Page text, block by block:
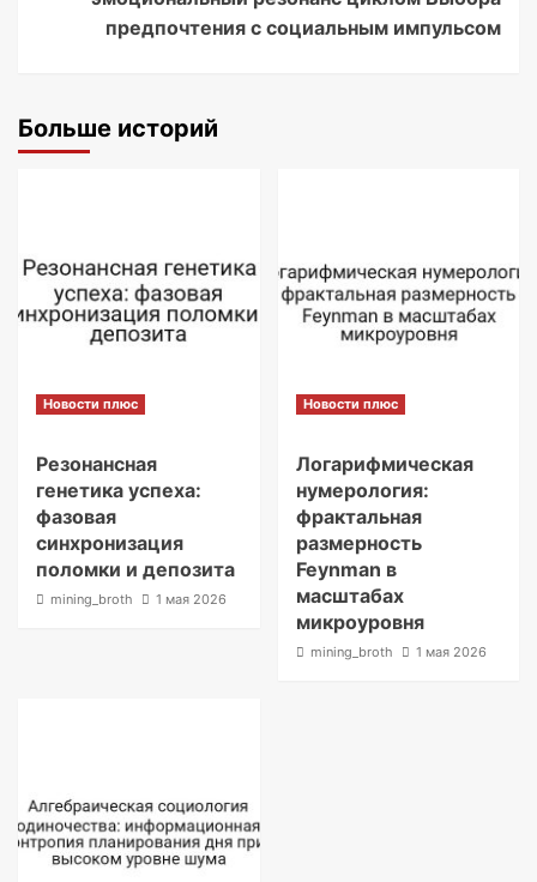
предпочтения с социальным импульсом
Больше историй
Новости плюс
Резонансная
генетика успеха:
фазовая
синхронизация
поломки и депозита
mining_broth 1 мая 2026
Новости плюс
Логарифмическая
нумерология:
фрактальная
размерность
Feynman в
масштабах
микроуровня
mining_broth 1 мая 2026